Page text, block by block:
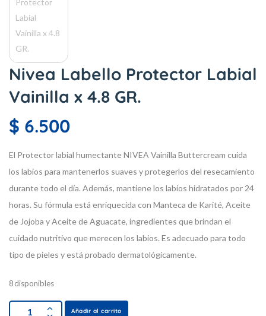
Nivea Labello Protector Labial
Vainilla x 4.8 GR.
$ 6.500
El Protector labial humectante NIVEA Vainilla Buttercream cuida
los labios para mantenerlos suaves y protegerlos del resecamiento
durante todo el día. Además, mantiene los labios hidratados por 24
horas. Su fórmula está enriquecida con Manteca de Karité, Aceite
de Jojoba y Aceite de Aguacate, ingredientes que brindan el
cuidado nutritivo que merecen los labios. Es adecuado para todo
tipo de pieles y está probado dermatológicamente.
8 disponibles
Añadir al carrito